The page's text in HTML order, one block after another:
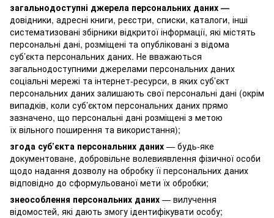
загальнодоступні джерела персональних даних —
довідники, адресні книги, реєстри, списки, каталоги, інші
систематизовані збірники відкритої інформації, які містять
персональні дані, розміщені та опубліковані з відома
суб’єкта персональних даних. Не вважаються
загальнодоступними джерелами персональних даних
соціальні мережі та інтернет-ресурси, в яких суб’єкт
персональних даних залишають свої персональні дані (окрім
випадків, коли суб’єктом персональних даних прямо
зазначено, що персональні дані розміщені з метою
їх вільного поширення та використання);
згода суб’єкта персональних даних — будь-яке
документоване, добровільне волевиявлення фізичної особи
щодо надання дозволу на обробку її персональних даних
відповідно до сформульованої мети їх обробки;
знеособлення персональних даних — вилучення
відомостей, які дають змогу ідентифікувати особу;